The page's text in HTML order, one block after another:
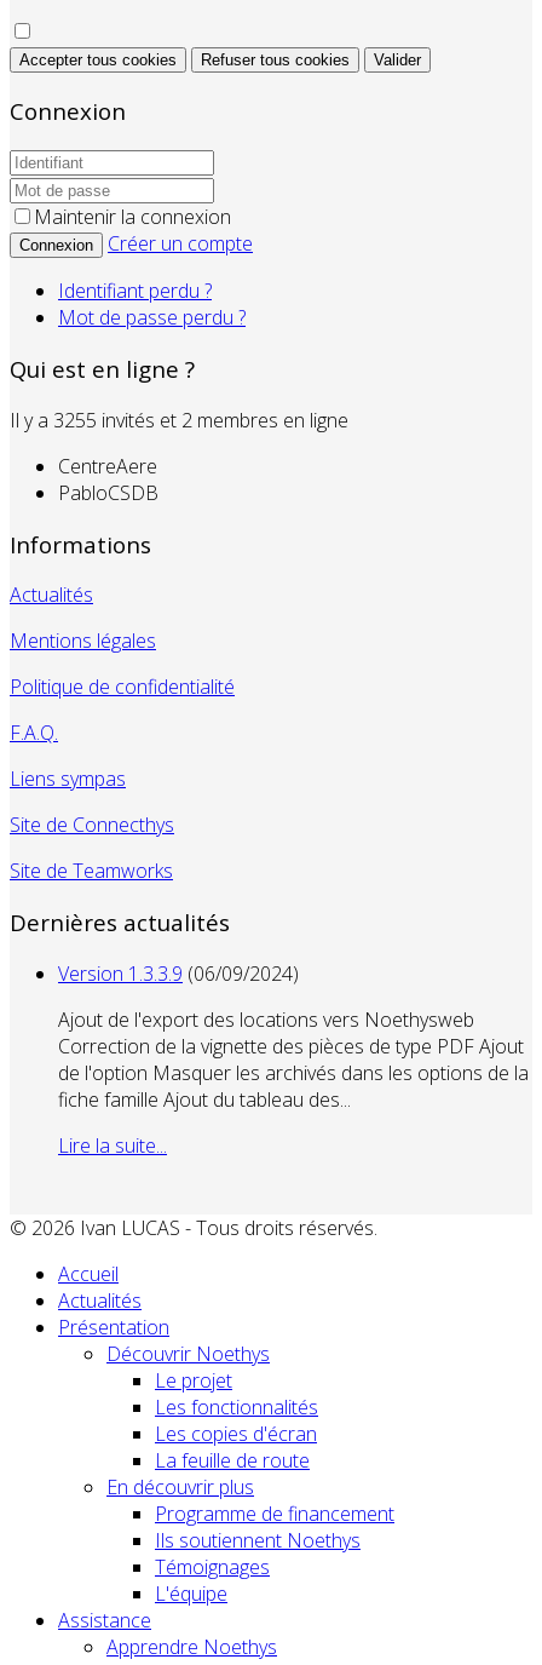
Accepter tous cookies Refuser tous cookies Valider
Connexion
Maintenir la connexion
Connexion
Créer un compte
Identifiant perdu ?
Mot de passe perdu ?
Qui est en ligne ?
Il y a 3255 invités et 2 membres en ligne
CentreAere
PabloCSDB
Informations
Actualités
Mentions légales
Politique de confidentialité
F.A.Q.
Liens sympas
Site de Connecthys
Site de Teamworks
Dernières actualités
Version 1.3.3.9 (06/09/2024)
Ajout de l'export des locations vers Noethysweb
Correction de la vignette des pièces de type PDF Ajout
de l'option Masquer les archivés dans les options de la
fiche famille Ajout du tableau des...
Lire la suite...
© 2026 Ivan LUCAS - Tous droits réservés.
Accueil
Actualités
Présentation
Découvrir Noethys
Le projet
Les fonctionnalités
Les copies d'écran
La feuille de route
En découvrir plus
Programme de financement
Ils soutiennent Noethys
Témoignages
L'équipe
Assistance
Apprendre Noethys